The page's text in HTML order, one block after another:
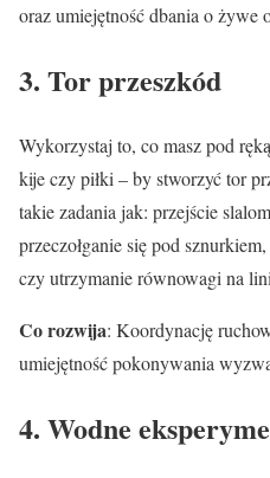
oraz umiejętność dbania o żywe
3. Tor przeszkód
Wykorzystaj to, co masz pod
kije czy piłki – by stworzyć tor
takie zadania jak: przejście
przeczołganie się pod
czy utrzymanie równowagi na
Co rozwija: Koordynację
umiejętność pokonywania
4. Wodne